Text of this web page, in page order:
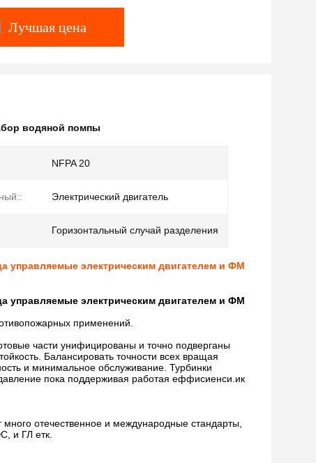
Лучшая цена
водяной помпы
NFPA 20
Электрический двигатель
Горизонтальный случай разделения
управляемые электрическим двигателем и ФМ
управляемые электрическим двигателем и ФМ
применений.
части унифицированы и точно подверганы
Балансировать точности всех вращая
и минимальное обслуживание. Турбинки
пока поддерживая работая еффисиенси.ик
отечественное и международные стандарты,
и ГЛ етк.